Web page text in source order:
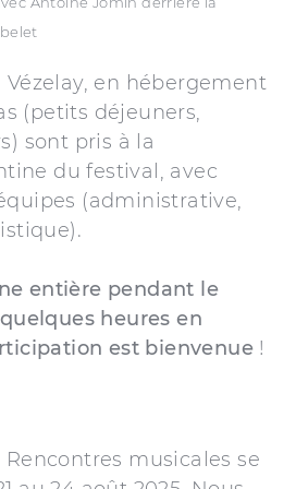
Vézelay, en hébergement
(petits déjeuners,
sont pris à la
du festival, avec
(administrative,
entière pendant le
heures en
est bienvenue !
musicales se